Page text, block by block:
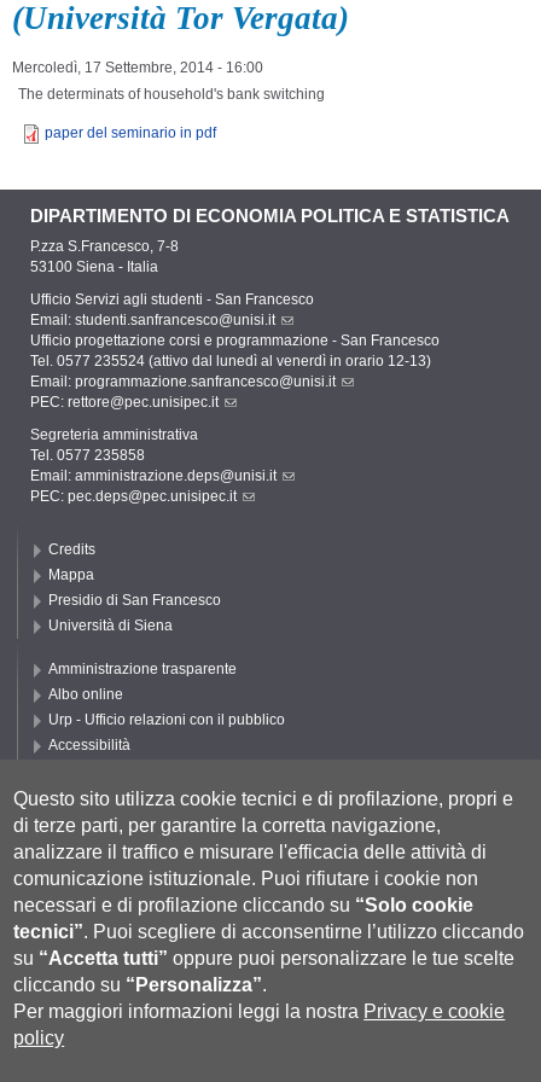
(Università Tor Vergata)
Mercoledì, 17 Settembre, 2014 - 16:00
The determinats of household's bank switching
paper del seminario in pdf
DIPARTIMENTO DI ECONOMIA POLITICA E STATISTICA
P.zza S.Francesco, 7-8
53100 Siena - Italia
Ufficio Servizi agli studenti - San Francesco
Email: studenti.sanfrancesco@unisi.it
Ufficio progettazione corsi e programmazione - San Francesco
Tel. 0577 235524 (attivo dal lunedì al venerdì in orario 12-13)
Email: programmazione.sanfrancesco@unisi.it
PEC: rettore@pec.unisipec.it
Segreteria amministrativa
Tel. 0577 235858
Email: amministrazione.deps@unisi.it
PEC: pec.deps@pec.unisipec.it
Credits
Mappa
Presidio di San Francesco
Università di Siena
Amministrazione trasparente
Albo online
Urp - Ufficio relazioni con il pubblico
Accessibilità
Cookie settings
Segui DEPS
Questo sito utilizza cookie tecnici e di profilazione, propri e
di terze parti, per garantire la corretta navigazione,
analizzare il traffico e misurare l'efficacia delle attività di
comunicazione istituzionale. Puoi rifiutare i cookie non
necessari e di profilazione cliccando su “Solo cookie
tecnici”. Puoi scegliere di acconsentirne l’utilizzo cliccando
su “Accetta tutti” oppure puoi personalizzare le tue scelte
cliccando su “Personalizza”.
Per maggiori informazioni leggi la nostra Privacy e cookie
policy